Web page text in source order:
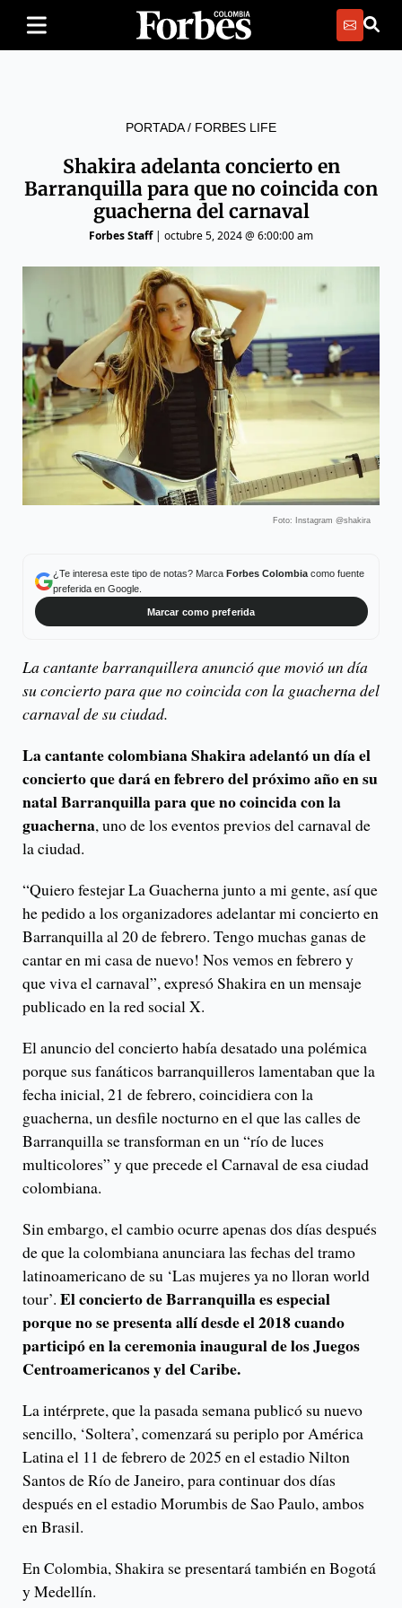
PORTADA/ FORBES LIFE
Shakira adelanta concierto en
Barranquilla para que no coincida con
guacherna del carnaval
Forbes Staff| octubre 5, 2024 @ 6:00:00 am
Foto: Instagram @shakira
¿Te interesa este tipo de notas? Marca Forbes Colombiacomo fuente
preferida en Google.
Marcar como preferida
La cantante barranquillera anunció que movió un día
su concierto para que no coincida con la guacherna del
carnaval de su ciudad.
La cantante colombiana Shakira adelantó un día el
concierto que dará en febrero del próximo año en su
natal Barranquilla para que no coincida con la
guacherna, uno de los eventos previos del carnaval de
la ciudad.
“Quiero festejar La Guacherna junto a mi gente, así que
he pedido a los organizadores adelantar mi concierto en
Barranquilla al 20 de febrero. Tengo muchas ganas de
cantar en mi casa de nuevo! Nos vemos en febrero y
que viva el carnaval”, expresó Shakira en un mensaje
publicado en la red social X.
El anuncio del concierto había desatado una polémica
porque sus fanáticos barranquilleros lamentaban que la
fecha inicial, 21 de febrero, coincidiera con la
guacherna, un desfile nocturno en el que las calles de
Barranquilla se transforman en un “río de luces
multicolores” y que precede el Carnaval de esa ciudad
colombiana.
Sin embargo, el cambio ocurre apenas dos días después
de que la colombiana anunciara las fechas del tramo
latinoamericano de su ‘Las mujeres ya no lloran world
tour’. El concierto de Barranquilla es especial
porque no se presenta allí desde el 2018 cuando
participó en la ceremonia inaugural de los Juegos
Centroamericanos y del Caribe.
La intérprete, que la pasada semana publicó su nuevo
sencillo, ‘Soltera’, comenzará su periplo por América
Latina el 11 de febrero de 2025 en el estadio Nilton
Santos de Río de Janeiro, para continuar dos días
después en el estadio Morumbis de Sao Paulo, ambos
en Brasil.
En Colombia, Shakira se presentará también en Bogotá
y Medellín.